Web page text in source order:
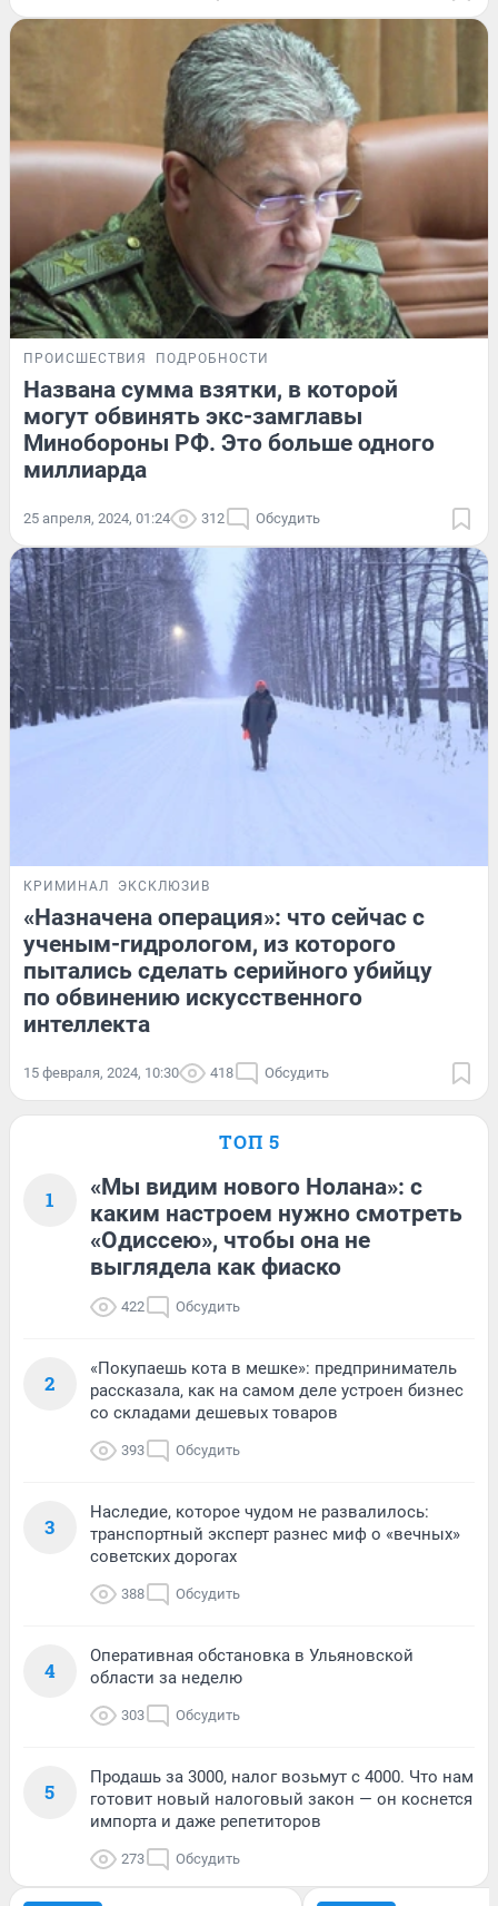
ПРОИСШЕСТВИЯ ПОДРОБНОСТИ
Названа сумма взятки, в которой
могут обвинять экс-замглавы
Минобороны РФ. Это больше одного
миллиарда
25 апреля, 2024, 01:24 312 Обсудить
КРИМИНАЛ ЭКСКЛЮЗИВ
«Назначена операция»: что сейчас с
ученым-гидрологом, из которого
пытались сделать серийного убийцу
по обвинению искусственного
интеллекта
15 февраля, 2024, 10:30 418 Обсудить
ТОП 5
1
«Мы видим нового Нолана»: с
каким настроем нужно смотреть
«Одиссею», чтобы она не
выглядела как фиаско
422 Обсудить
2
«Покупаешь кота в мешке»: предприниматель
рассказала, как на самом деле устроен бизнес
со складами дешевых товаров
393 Обсудить
3
Наследие, которое чудом не развалилось:
транспортный эксперт разнес миф о «вечных»
советских дорогах
388 Обсудить
4
Оперативная обстановка в Ульяновской
области за неделю
303 Обсудить
5
Продашь за 3000, налог возьмут с 4000. Что нам
готовит новый налоговый закон — он коснется
импорта и даже репетиторов
273 Обсудить